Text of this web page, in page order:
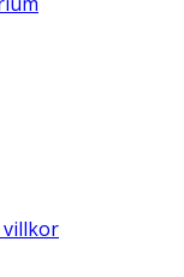
villkor